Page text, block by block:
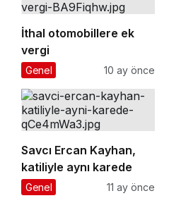
İthal otomobillere ek
vergi
Genel 10 ay önce
Savcı Ercan Kayhan,
katiliyle aynı karede
Genel 11 ay önce